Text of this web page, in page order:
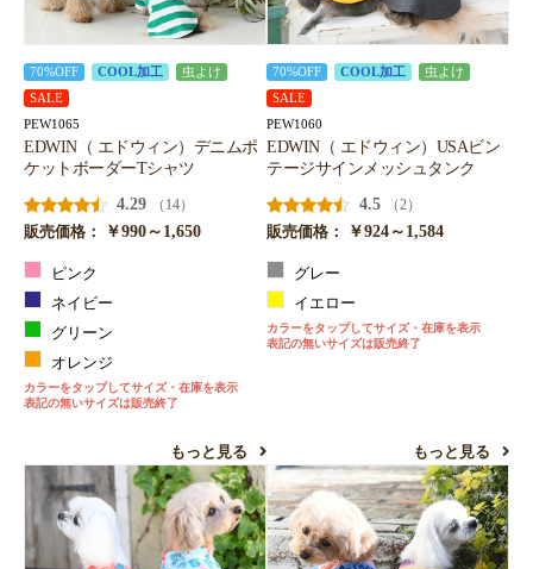
70%OFF COOL加工
虫よけ
SALE
PEW1065
EDWIN（ エドウィン）デニムポ
ケットボーダーTシャツ
4.29
（14）
販売価格：
￥990～1,650
ピンク
ネイビー
グリーン
オレンジ
カラーをタップしてサイズ・在庫を表示
表記の無いサイズは販売終了
もっと見る
70%OFF COOL加工
虫よけ
SALE
PEW1060
EDWIN（ エドウィン）USAビン
テージサインメッシュタンク
4.5
（2）
販売価格：
￥924～1,584
グレー
イエロー
カラーをタップしてサイズ・在庫を表示
表記の無いサイズは販売終了
もっと見る